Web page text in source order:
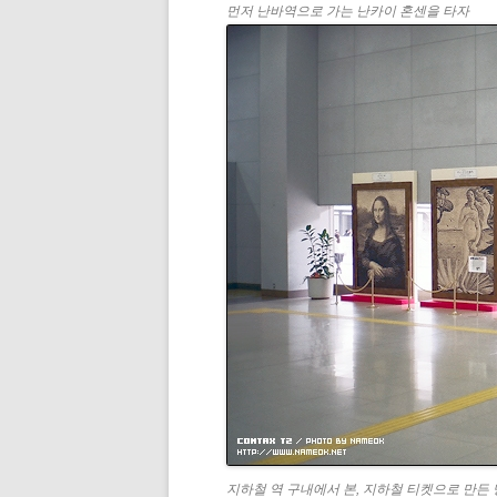
먼저 난바역으로 가는 난카이 혼센을 타자
지하철 역 구내에서 본, 지하철 티켓으로 만든